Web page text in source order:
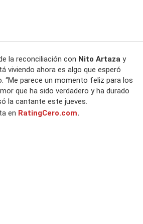
la reconciliación con Nito Artaza y
viviendo ahora es algo que esperó
“Me parece un momento feliz para los
que ha sido verdadero y ha durado
la cantante este jueves.
en RatingCero.com.